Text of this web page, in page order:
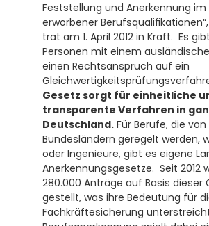
Feststellung und Anerkennung im
erworbener Berufsqualifikationen“,
trat am 1. April 2012 in Kraft.  Es
Personen mit einem
einen Rechtsanspruch auf ein
Gesetz sorgt für einheitliche
transparente Verfahren in
Deutschland. Für Berufe, die
Bundesländern geregelt werden,
oder Ingenieure, gibt es eigene
Anerkennungsgesetze.  Seit 2012
280.000 Anträge auf Basis dieser
gestellt, was ihre Bedeutung für
Fachkräftesicherung